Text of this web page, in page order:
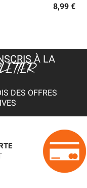
8,99 €
À LA
DES OFFRES